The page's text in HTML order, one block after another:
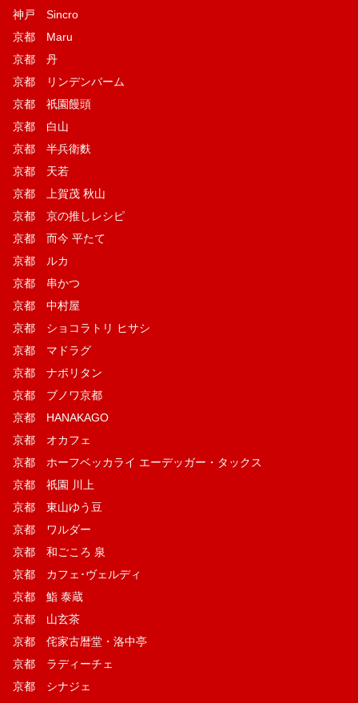
神戸 Sincro
京都 Maru
京都 丹
京都 リンデンバーム
京都 祇園饅頭
京都 白山
京都 半兵衛麩
京都 天若
京都 上賀茂 秋山
京都 京の推しレシピ
京都 而今 平たて
京都 ルカ
京都 串かつ
京都 中村屋
京都 ショコラトリ ヒサシ
京都 マドラグ
京都 ナポリタン
京都 ブノワ京都
京都 HANAKAGO
京都 オカフェ
京都 ホーフベッカライ エーデッガー・タックス
京都 祇園 川上
京都 東山ゆう豆
京都 ワルダー
京都 和ごころ 泉
京都 カフェ･ヴェルディ
京都 鮨 泰蔵
京都 山玄茶
京都 侘家古暦堂・洛中亭
京都 ラディーチェ
京都 シナジェ